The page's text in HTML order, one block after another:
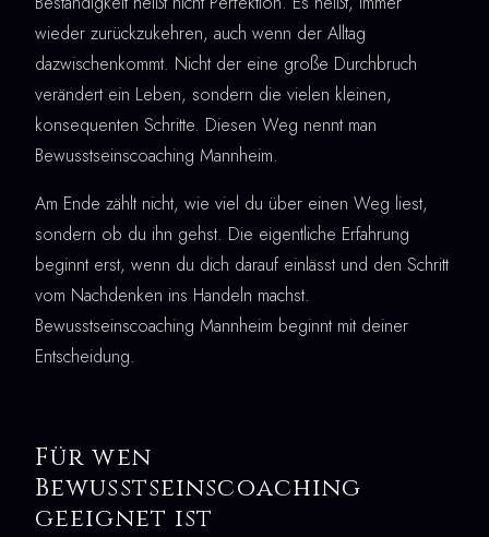
wieder zurückzukehren, auch wenn der Alltag
dazwischenkommt. Nicht der eine große Durchbruch
verändert ein Leben, sondern die vielen kleinen,
konsequenten Schritte. Diesen Weg nennt man
Bewusstseinscoaching Mannheim.
Am Ende zählt nicht, wie viel du über einen Weg liest,
sondern ob du ihn gehst. Die eigentliche Erfahrung
beginnt erst, wenn du dich darauf einlässt und den Schritt
vom Nachdenken ins Handeln machst.
Bewusstseinscoaching Mannheim beginnt mit deiner
Entscheidung.
Für wen
Bewusstseinscoaching
geeignet ist